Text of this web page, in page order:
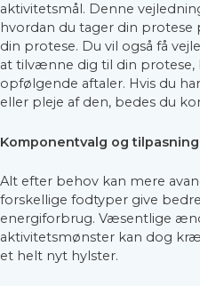
aktivitetsmål. Denne
hvordan du tager din
din protese. Du vil også få
at tilvænne dig til din protese,
opfølgende aftaler. Hvis du
eller pleje af den, bedes du
Komponentvalg og
Alt efter behov kan mere
forskellige fodtyper give
energiforbrug. Væsentlige
aktivitetsmønster kan dog
et helt nyt hylster.